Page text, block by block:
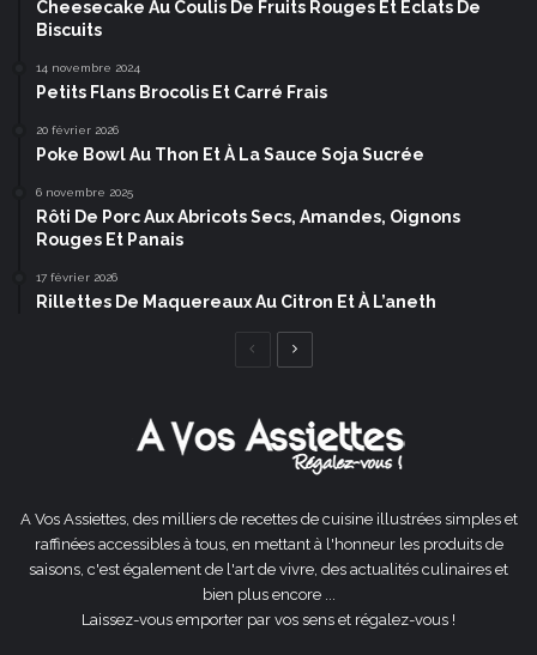
Cheesecake Au Coulis De Fruits Rouges Et Éclats De
Biscuits
14 novembre 2024
Petits Flans Brocolis Et Carré Frais
20 février 2026
Poke Bowl Au Thon Et À La Sauce Soja Sucrée
6 novembre 2025
Rôti De Porc Aux Abricots Secs, Amandes, Oignons
Rouges Et Panais
17 février 2026
Rillettes De Maquereaux Au Citron Et À L’aneth
Page
A Vos Assiettes, des milliers de recettes de cuisine illustrées simples et
raffinées accessibles à tous, en mettant à l'honneur les produits de
saisons, c'est également de l'art de vivre, des actualités culinaires et
bien plus encore ...
Laissez-vous emporter par vos sens et régalez-vous !